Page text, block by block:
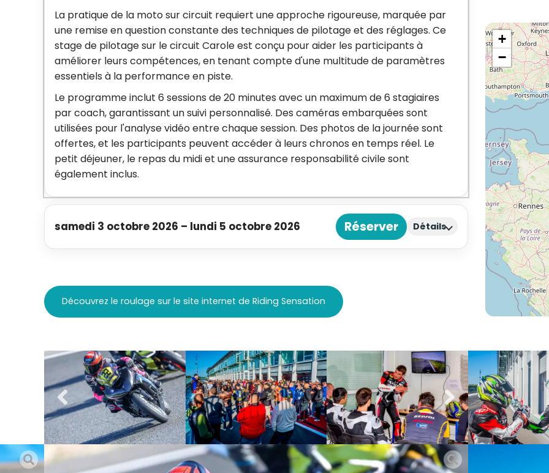
La pratique de la moto sur circuit requiert une approche rigoureuse, marquée par
une remise en question constante des techniques de pilotage et des réglages. Ce
stage de pilotage sur le circuit Carole est conçu pour aider les participants à
améliorer leurs compétences, en tenant compte d'une multitude de paramètres
essentiels à la performance en piste.
Le programme inclut 6 sessions de 20 minutes avec un maximum de 6 stagiaires
par coach, garantissant un suivi personnalisé. Des caméras embarquées sont
utilisées pour l'analyse vidéo entre chaque session. Des photos de la journée sont
offertes, et les participants peuvent accéder à leurs chronos en temps réel. Le
petit déjeuner, le repas du midi et une assurance responsabilité civile sont
également inclus.
samedi 3 octobre 2026 – lundi 5 octobre 2026 Réserver Détails
Découvrez le roulage sur le site internet de Riding Sensation
+
−